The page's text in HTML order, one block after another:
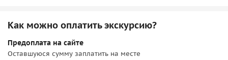
Как можно оплатить экскурсию?
Предоплата на сайте
Оставшуюся сумму заплатить на месте